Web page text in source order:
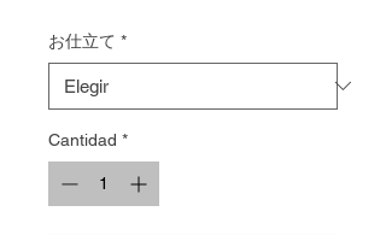
お仕立て *
Cantidad *